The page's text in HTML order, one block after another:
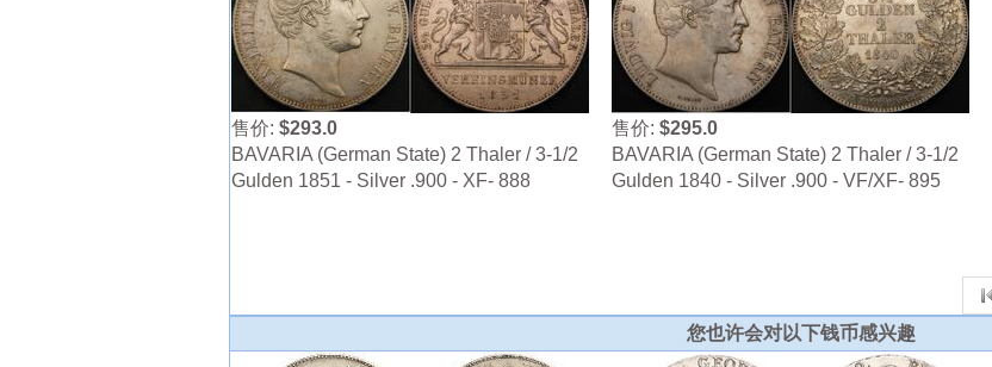
售价: $293.0
BAVARIA (German State) 2 Thaler / 3-1/2
Gulden 1851 - Silver .900 - XF- 888
售价:$295.0
BAVARIA (German State) 2 Thaler / 3-1/2
Gulden 1840 - Silver .900 - VF/XF- 895
您也许会对以下钱币感兴趣